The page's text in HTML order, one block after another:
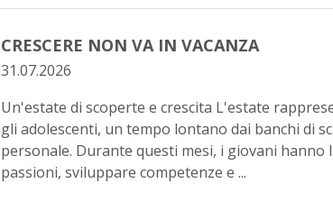
CRESCERE NON VA IN VACANZA
31.07.2026
Un'estate di scoperte e crescita L'estate
gli adolescenti, un tempo lontano dai banchi di
personale. Durante questi mesi, i giovani
passioni, sviluppare competenze e ...